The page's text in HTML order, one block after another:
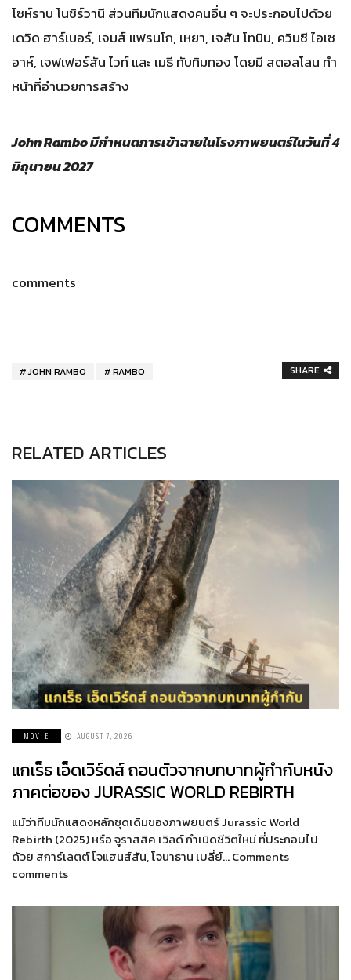
โซห์ราบ โนชิร์วานี ส่วนทีมนักแสดงคนอื่น ๆ จะประกอบไปด้วย
เดวิด ฮาร์เบอร์, เจมส์ แฟรนโก, เหยา, เจสัน โทบิน, ควินซี ไอเซ
อาห์, เจฟเฟอร์สัน ไวท์ และ เมธี ทับทิมทอง โดยมี สตอลโลน ทำ
หน้าที่อำนวยการสร้าง
John Rambo มีกำหนดการเข้าฉายในโรงภาพยนตร์ในวันที่ 4
มิถุนายน 2027
COMMENTS
comments
JOHN RAMBO RAMBO SHARE
RELATED ARTICLES
MOVIE AUGUST 7, 2026
แกเร็ธ เอ็ดเวิร์ดส์ ถอนตัวจากบทบาทผู้กำกับหนัง
ภาคต่อของ JURASSIC WORLD REBIRTH
แม้ว่าทีมนักแสดงหลักชุดเดิมของภาพยนตร์ Jurassic World
Rebirth (2025) หรือ จูราสสิค เวิลด์ กำเนิดชีวิตใหม่ ที่ประกอบไป
ด้วย สการ์เลตต์ โจแฮนส์สัน, โจนาธาน เบลี่ย์… Comments
comments